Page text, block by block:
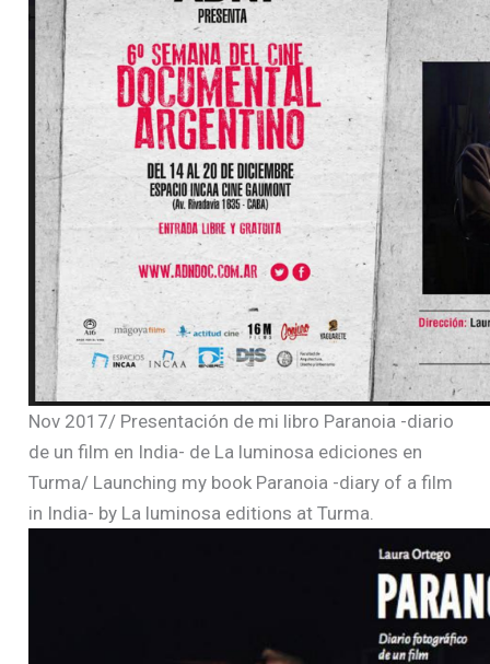
Nov 2017/ Presentación de mi libro Paranoia -diario
de un film en India- de La luminosa ediciones en
Turma/ Launching my book Paranoia -diary of a film
in India- by La luminosa editions at Turma.